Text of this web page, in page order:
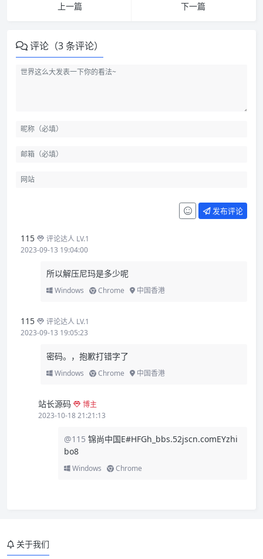
上一篇
下一篇
评论（3 条评论）
发布评论
115
评论达人 LV.1
2023-09-13 19:04:00
所以解压尼玛是多少呢
Windows Chrome 中国香港
115
评论达人 LV.1
2023-09-13 19:05:23
密码。，抱歉打错字了
Windows Chrome 中国香港
站长源码
博主
2023-10-18 21:21:13
@115 锦尚中国E#HFGh_bbs.52jscn.comEYzhi
bo8
Windows Chrome
关于我们